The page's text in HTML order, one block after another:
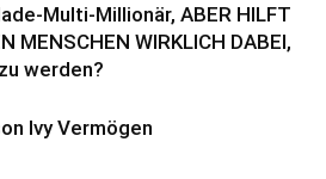
Multi-Millionär, ABER HILFT
MENSCHEN WIRKLICH DABEI,
werden?
Ivy Vermögen